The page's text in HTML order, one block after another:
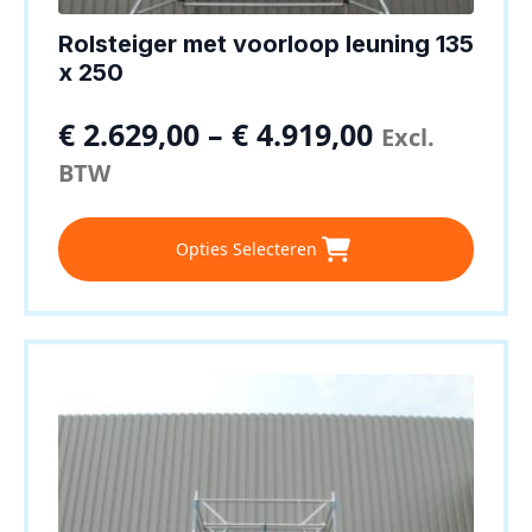
Rolsteiger met voorloop leuning 135
x 250
€ 2.629,00 – € 4.919,00 Excl.
BTW
Opties Selecteren
Dit
product
heeft
meerdere
variaties.
kan
gekozen
worden
op